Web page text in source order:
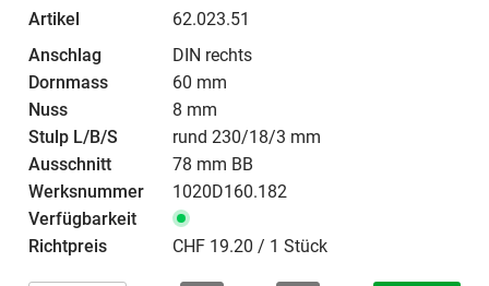
62.023.51
DIN rechts
60 mm
8 mm
rund 230/18/3 mm
78 mm BB
1020D160.182
CHF 19.20 / 1 Stück